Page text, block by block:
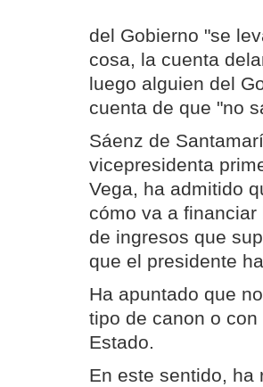
del Gobierno "se
cosa, la cuenta
luego alguien del
cuenta de que "no
Sáenz de
vicepresidenta
Vega, ha admitido
cómo va a
de ingresos que
que el presidente
Ha apuntado que
tipo de canon o
Estado.
En este sentido, ha